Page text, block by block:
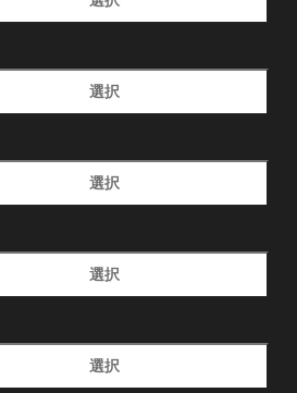
選択
選択
選択
選択